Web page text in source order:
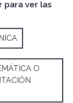
para ver las
O